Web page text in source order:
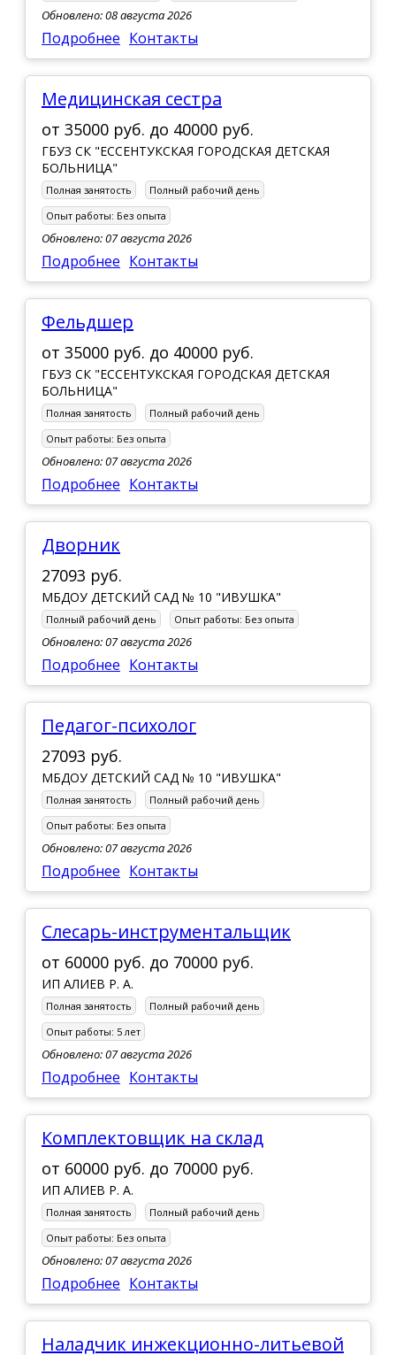
Обновлено: 08 августа 2026
Подробнее Контакты
Медицинская сестра
от 35000 руб. до 40000 руб.
ГБУЗ СК "ЕССЕНТУКСКАЯ ГОРОДСКАЯ ДЕТСКАЯ
БОЛЬНИЦА"
Полная занятость
Полный рабочий день
Опыт работы: Без опыта
Обновлено: 07 августа 2026
Подробнее Контакты
Фельдшер
от 35000 руб. до 40000 руб.
ГБУЗ СК "ЕССЕНТУКСКАЯ ГОРОДСКАЯ ДЕТСКАЯ
БОЛЬНИЦА"
Полная занятость
Полный рабочий день
Опыт работы: Без опыта
Обновлено: 07 августа 2026
Подробнее Контакты
Дворник
27093 руб.
МБДОУ ДЕТСКИЙ САД № 10 "ИВУШКА"
Полный рабочий день Опыт работы: Без опыта
Обновлено: 07 августа 2026
Подробнее Контакты
Педагог-психолог
27093 руб.
МБДОУ ДЕТСКИЙ САД № 10 "ИВУШКА"
Полная занятость
Полный рабочий день
Опыт работы: Без опыта
Обновлено: 07 августа 2026
Подробнее Контакты
Слесарь-инструментальщик
от 60000 руб. до 70000 руб.
ИП АЛИЕВ Р. А.
Полная занятость
Полный рабочий день
Опыт работы: 5 лет
Обновлено: 07 августа 2026
Подробнее Контакты
Комплектовщик на склад
от 60000 руб. до 70000 руб.
ИП АЛИЕВ Р. А.
Полная занятость
Полный рабочий день
Опыт работы: Без опыта
Обновлено: 07 августа 2026
Подробнее Контакты
Наладчик инжекционно-литьевой